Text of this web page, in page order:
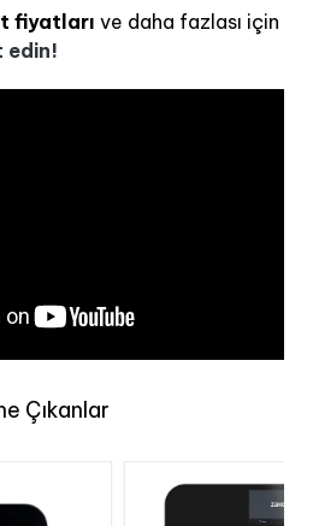
fiyatları ve daha fazlası için
edin!
Çıkanlar